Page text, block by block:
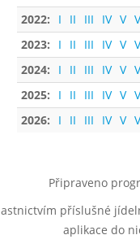
2022:
I II III IV V
2023:
I II III IV V
2024:
I II III IV V
2025:
I II III IV V
2026:
I II III IV V
Připraveno
příslušné
aplikace do